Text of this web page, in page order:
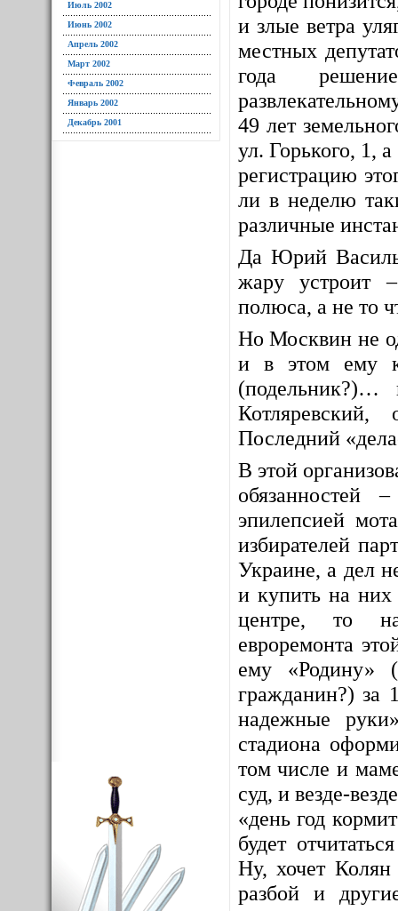
Июль 2002
Июнь 2002
Апрель 2002
Март 2002
Февраль 2002
Январь 2002
Декабрь 2001
и злые ветра
местных
года
49 лет
ул. Горького, 1,
регистрацию
ли в неделю
различные
Да Юрий
жару устроит
полюса, а не то
Но Москвин не
и в этом ему
(подельник?)…
Последний
В этой
эпилепсией
избирателей
Украине, а дел
и купить на
центре, то
евроремонта
ему «Родину»
гражданин?) за
надежные
стадиона
том числе и
суд, и везде-
«день год
будет
Ну, хочет Колян
разбой и